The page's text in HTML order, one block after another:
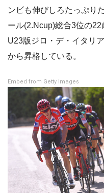
ンビも伸びしろたっぷり
ール(2.Ncup)総合3位の22
U23版ジロ・デ・イタリ
から昇格している。
Embed from Getty Images